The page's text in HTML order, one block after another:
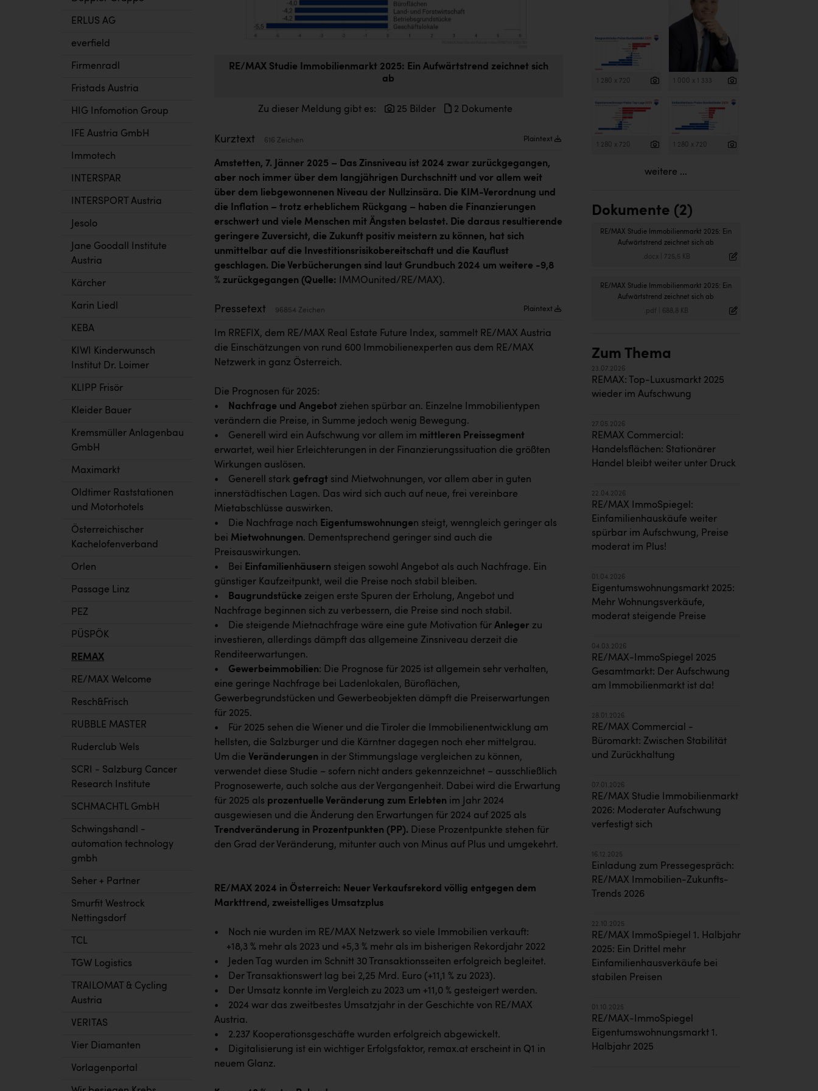
ERLUS AG
everfield
Firmenradl
Fristads Austria
HIG Infomotion Group
IFE Austria GmbH
Immotech
INTERSPAR
INTERSPORT Austria
Jesolo
Jane Goodall Institute
Austria
Kärcher
Karin Liedl
KEBA
KIWI Kinderwunsch
Institut Dr. Loimer
KLIPP Frisör
Kleider Bauer
Kremsmüller Anlagenbau
GmbH
Maximarkt
Oldtimer Raststationen
und Motorhotels
Österreichischer
Kachelofenverband
Orlen
Passage Linz
PEZ
PÜSPÖK
REMAX
RE/MAX Welcome
Resch&Frisch
RUBBLE MASTER
Ruderclub Wels
SCRI - Salzburg Cancer
Research Institute
SCHMACHTL GmbH
Schwingshandl -
automation technology
gmbh
Seher + Partner
Smurfit Westrock
Nettingsdorf
TCL
TGW Logistics
TRAILOMAT & Cycling
Austria
VERITAS
Vier Diamanten
Vorlagenportal
RE/MAX Studie Immobilienmarkt 2025: Ein Aufwärtstrend zeichnet sich
ab
Zu dieser Meldung gibt es: 25 Bilder 2 Dokumente
Kurztext 616 Zeichen Plaintext
Amstetten, 7. Jänner 2025 – Das Zinsniveau ist 2024 zwar zurückgegangen,
aber noch immer über dem langjährigen Durchschnitt und vor allem weit
über dem liebgewonnenen Niveau der Nullzinsära. Die KIM-Verordnung und
die Inflation – trotz erheblichem Rückgang – haben die Finanzierungen
erschwert und viele Menschen mit Ängsten belastet. Die daraus resultierende
geringere Zuversicht, die Zukunft positiv meistern zu können, hat sich
unmittelbar auf die Investitionsrisikobereitschaft und die Kauflust
geschlagen. Die Verbücherungen sind laut Grundbuch 2024 um weitere -9,8
% zurückgegangen (Quelle: IMMOunited/RE/MAX).
Pressetext 96854 Zeichen Plaintext
Im RREFIX, dem RE/MAX Real Estate Future Index, sammelt RE/MAX Austria
die Einschätzungen von rund 600 Immobilienexperten aus dem RE/MAX
Netzwerk in ganz Österreich.
Die Prognosen für 2025:
• Nachfrage und Angebot ziehen spürbar an. Einzelne Immobilientypen
verändern die Preise, in Summe jedoch wenig Bewegung.
• Generell wird ein Aufschwung vor allem im mittleren Preissegment
erwartet, weil hier Erleichterungen in der Finanzierungssituation die größten
Wirkungen auslösen.
• Generell stark gefragt sind Mietwohnungen, vor allem aber in guten
innerstädtischen Lagen. Das wird sich auch auf neue, frei vereinbare
Mietabschlüsse auswirken.
• Die Nachfrage nach Eigentumswohnungen steigt, wenngleich geringer als
bei Mietwohnungen. Dementsprechend geringer sind auch die
Preisauswirkungen.
• Bei Einfamilienhäusern steigen sowohl Angebot als auch Nachfrage. Ein
günstiger Kaufzeitpunkt, weil die Preise noch stabil bleiben.
• Baugrundstücke zeigen erste Spuren der Erholung, Angebot und
Nachfrage beginnen sich zu verbessern, die Preise sind noch stabil.
• Die steigende Mietnachfrage wäre eine gute Motivation für Anleger zu
investieren, allerdings dämpft das allgemeine Zinsniveau derzeit die
Renditeerwartungen.
• Gewerbeimmobilien: Die Prognose für 2025 ist allgemein sehr verhalten,
eine geringe Nachfrage bei Ladenlokalen, Büroflächen,
Gewerbegrundstücken und Gewerbeobjekten dämpft die Preiserwartungen
für 2025.
• Für 2025 sehen die Wiener und die Tiroler die Immobilienentwicklung am
hellsten, die Salzburger und die Kärntner dagegen noch eher mittelgrau.
Um die Veränderungen in der Stimmungslage vergleichen zu können,
verwendet diese Studie – sofern nicht anders gekennzeichnet – ausschließlich
Prognosewerte, auch solche aus der Vergangenheit. Dabei wird die Erwartung
für 2025 als prozentuelle Veränderung zum Erlebten im Jahr 2024
ausgewiesen und die Änderung den Erwartungen für 2024 auf 2025 als
Trendveränderung in Prozentpunkten (PP). Diese Prozentpunkte stehen für
den Grad der Veränderung, mitunter auch von Minus auf Plus und umgekehrt.
RE/MAX 2024 in Österreich: Neuer Verkaufsrekord völlig entgegen dem
Markttrend, zweistelliges Umsatzplus
• Noch nie wurden im RE/MAX Netzwerk so viele Immobilien verkauft:
+18,3 % mehr als 2023 und +5,3 % mehr als im bisherigen Rekordjahr 2022
• Jeden Tag wurden im Schnitt 30 Transaktionsseiten erfolgreich begleitet.
• Der Transaktionswert lag bei 2,25 Mrd. Euro (+11,1 % zu 2023).
• Der Umsatz konnte im Vergleich zu 2023 um +11,0 % gesteigert werden.
• 2024 war das zweitbestes Umsatzjahr in der Geschichte von RE/MAX
Austria.
• 2.237 Kooperationsgeschäfte wurden erfolgreich abgewickelt.
• Digitalisierung ist ein wichtiger Erfolgsfaktor, remax.at erscheint in Q1 in
neuem Glanz.
1 280 x 720 1 000 x 1 333
1 280 x 720 1 280 x 720
weitere ...
Dokumente (2)
RE/MAX Studie Immobilienmarkt 2025: Ein
Aufwärtstrend zeichnet sich ab
.docx| 725,5 KB
RE/MAX Studie Immobilienmarkt 2025: Ein
Aufwärtstrend zeichnet sich ab
.pdf 688,8 KB
Zum Thema
23.07.2026
REMAX: Top-Luxusmarkt 2025
wieder im Aufschwung
27.05.2026
REMAX Commercial:
Handelsflächen: Stationärer
Handel bleibt weiter unter Druck
22.04.2026
RE/MAX ImmoSpiegel:
Einfamilienhauskäufe weiter
spürbar im Aufschwung, Preise
moderat im Plus!
01.04.2026
Eigentumswohnungsmarkt 2025:
Mehr Wohnungsverkäufe,
moderat steigende Preise
04.03.2026
RE/MAX-ImmoSpiegel 2025
Gesamtmarkt: Der Aufschwung
am Immobilienmarkt ist da!
28.01.2026
RE/MAX Commercial -
Büromarkt: Zwischen Stabilität
und Zurückhaltung
07.01.2026
RE/MAX Studie Immobilienmarkt
2026: Moderater Aufschwung
verfestigt sich
16.12.2025
Einladung zum Pressegespräch:
RE/MAX Immobilien-Zukunfts-
Trends 2026
22.10.2025
RE/MAX ImmoSpiegel 1. Halbjahr
2025: Ein Drittel mehr
Einfamilienhausverkäufe bei
stabilen Preisen
01.10.2025
RE/MAX-ImmoSpiegel
Eigentumswohnungsmarkt 1.
Halbjahr 2025